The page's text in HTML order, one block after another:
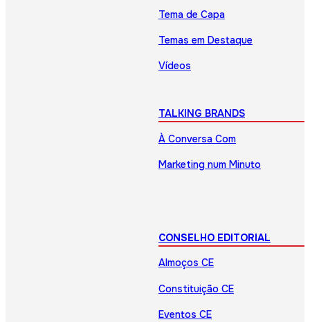
Tema de Capa
Temas em Destaque
Vídeos
TALKING BRANDS
À Conversa Com
Marketing num Minuto
CONSELHO EDITORIAL
Almoços CE
Constituição CE
Eventos CE